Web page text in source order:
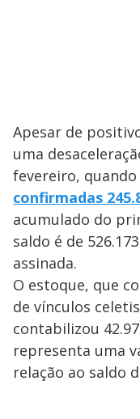
Apesar de
uma
fevereiro, quando
confirmadas
acumulado do
saldo é de
assinada.
O estoque, que
de vínculos
contabilizou
representa uma
relação ao saldo